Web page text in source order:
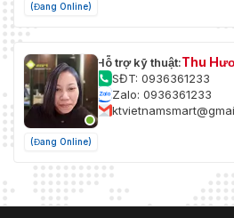
(Đang Online)
(Đang Online)
Hỗ trợ kỹ thuật:Thu
SĐT: 0936361233
Zalo: 0936361233